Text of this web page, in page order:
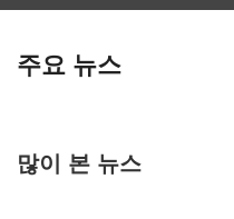
주요 뉴스
많이 본 뉴스